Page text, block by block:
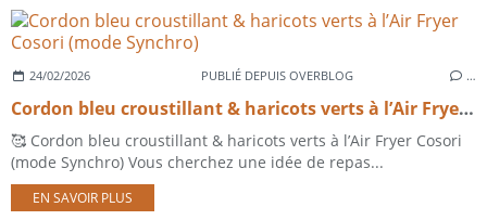
24/02/2026 PUBLIÉ DEPUIS OVERBLOG …
Cordon bleu croustillant & haricots verts à l’Air Fryer Cosori (mode Synchro)
🥰 Cordon bleu croustillant & haricots verts à l’Air Fryer Cosori
(mode Synchro) Vous cherchez une idée de repas...
EN SAVOIR PLUS